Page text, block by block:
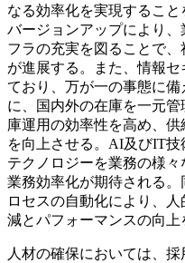
なる効率化を実現するこ
バージョンアップにより
フラの充実を図ることで
が進展する。また、情報
ており、万が一の事態に
に、国内外の在庫を一元
庫運用の効率性を高め、
を向上させる。AI及びIT
テクノロジーを業務の様
業務効率化が期待される
ロセスの自動化により、
減とパフォーマンスの向上
人材の確保においては、